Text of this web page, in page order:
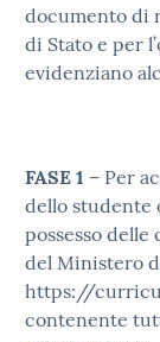
documento di
di Stato e per
evidenziano
FASE 1 – Per
dello studente
possesso delle
del Ministero
https://
contenente